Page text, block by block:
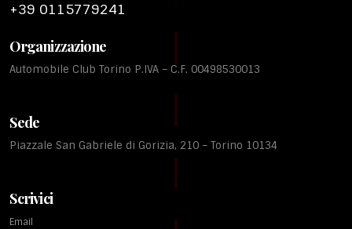
+39 0115779241
Organizzazione
Automobile Club Torino P.IVA – C.F. 00498530013
Sede
Piazzale San Gabriele di Gorizia, 210 – Torino 10134
Scrivici
Email